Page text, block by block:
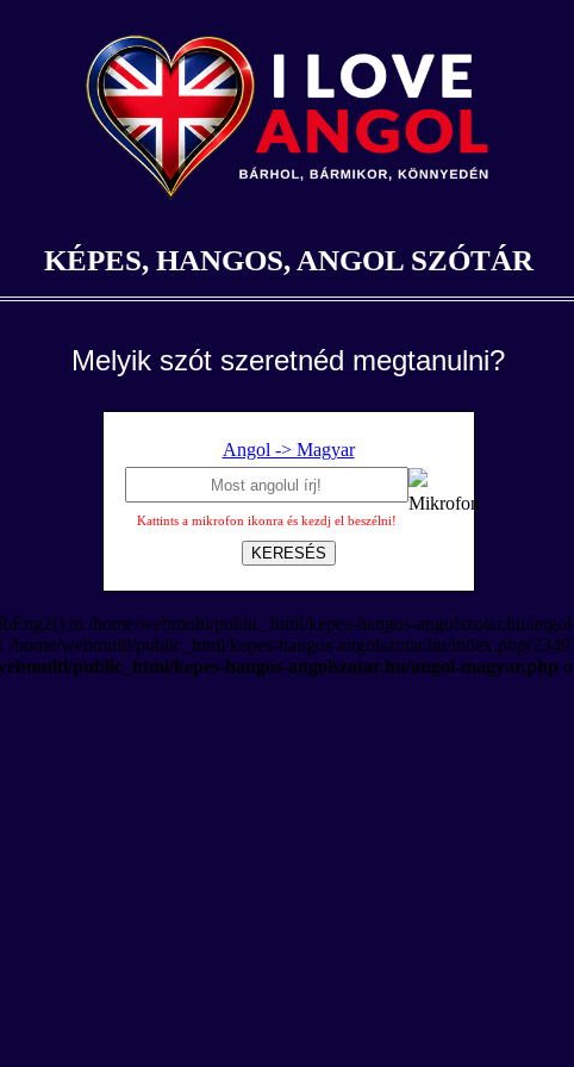
KÉPES, HANGOS, ANGOL SZÓTÁR
Melyik szót szeretnéd megtanulni?
Angol -> Magyar
Kattints a mikrofon ikonra és kezdj el beszélni!
KERESÉS
in /home/webmulti/public_html/kepes-hangos-angolszotar.hu/
/home/webmulti/public_html/kepes-hangos-angolszotar.hu/
public_html/kepes-hangos-angolszotar.hu/angol-magyar.php